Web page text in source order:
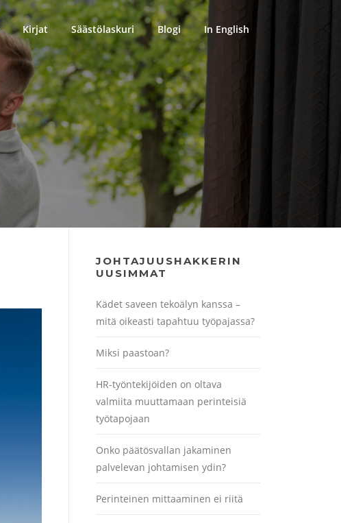
Kirjat Säästölaskuri Blogi In English
JOHTAJUUSHAKKERIN
UUSIMMAT
Kädet saveen tekoälyn kanssa –
mitä oikeasti tapahtuu työpajassa?
Miksi paastoan?
HR-työntekijöiden on oltava
valmiita muuttamaan perinteisiä
työtapojaan
Onko päätösvallan jakaminen
palvelevan johtamisen ydin?
Perinteinen mittaaminen ei riitä